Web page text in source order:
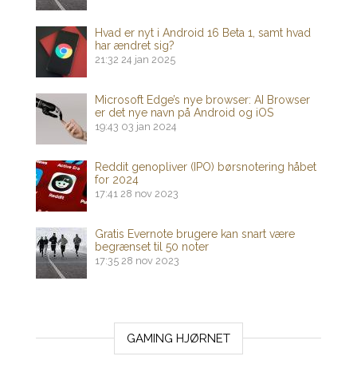
Hvad er nyt i Android 16 Beta 1, samt hvad
har ændret sig?
21:32 24 jan 2025
Microsoft Edge’s nye browser: AI Browser
er det nye navn på Android og iOS
19:43 03 jan 2024
Reddit genopliver (IPO) børsnotering håbet
for 2024
17:41 28 nov 2023
Gratis Evernote brugere kan snart være
begrænset til 50 noter
17:35 28 nov 2023
GAMING HJØRNET